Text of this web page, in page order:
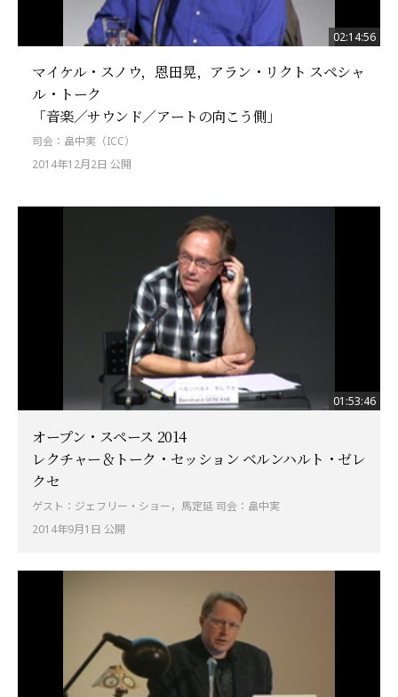
02:14:56
マイケル・スノウ，恩田晃，アラン・リクト スペシャ
ル・トーク
「音楽／サウンド／アートの向こう側」
司会：畠中実（ICC）
2014年12月2日 公開
01:53:46
オープン・スペース 2014
レクチャー＆トーク・セッション ベルンハルト・ゼレ
クセ
ゲスト：ジェフリー・ショー，馬定延 司会：畠中実
2014年9月1日 公開